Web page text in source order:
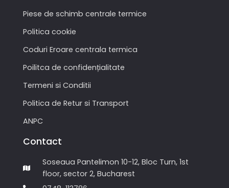
Piese de schimb centrale termice
Politica cookie
Coduri Eroare centrala termica
Poilitca de confidențialitate
Termeni si Conditii
Politica de Retur si Transport
ANPC
Contact
Soseaua Pantelimon 10-12, Bloc Turn, 1st
floor, sector 2, Bucharest